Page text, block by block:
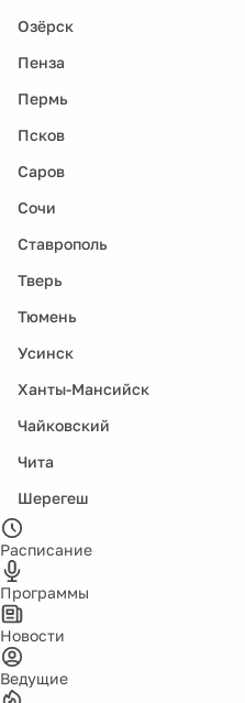
Озёрск
Пенза
Пермь
Псков
Саров
Сочи
Ставрополь
Тверь
Тюмень
Усинск
Ханты-Мансийск
Чайковский
Чита
Шерегеш
Расписание
Программы
Новости
Ведущие